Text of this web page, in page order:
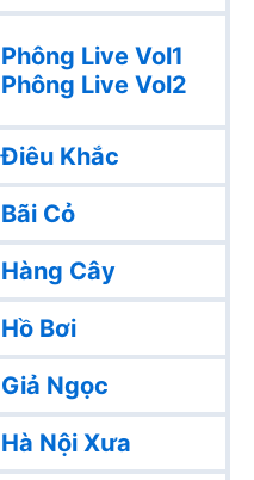
Phông Live Vol1
Phông Live Vol2
Điêu Khắc
Bãi Cỏ
Hàng Cây
Hồ Bơi
Giả Ngọc
Hà Nội Xưa